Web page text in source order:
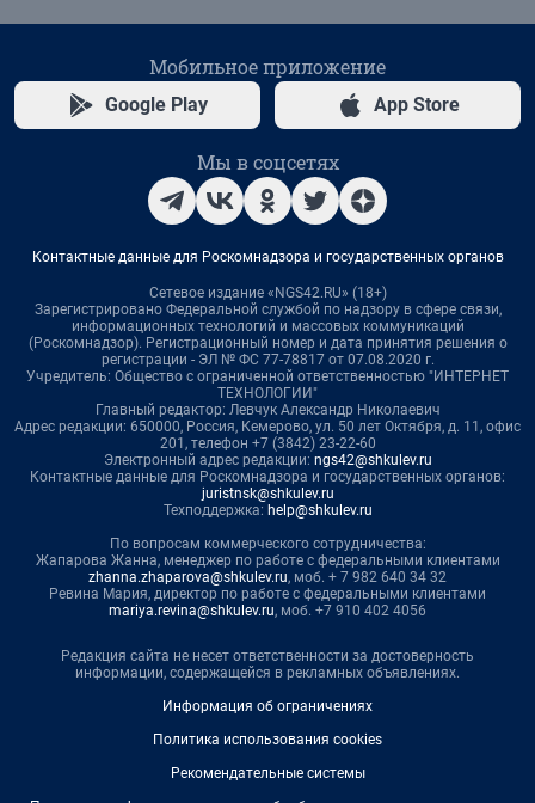
Мобильное приложение
Google Play App Store
Мы в соцсетях
Контактные данные для Роскомнадзора и государственных органов
Сетевое издание «NGS42.RU» (18+)
Зарегистрировано Федеральной службой по надзору в сфере связи,
информационных технологий и массовых коммуникаций
(Роскомнадзор). Регистрационный номер и дата принятия решения о
регистрации - ЭЛ № ФС 77-78817 от 07.08.2020 г.
Учредитель: Общество с ограниченной ответственностью "ИНТЕРНЕТ
ТЕХНОЛОГИИ"
Главный редактор: Левчук Александр Николаевич
Адрес редакции: 650000, Россия, Кемерово, ул. 50 лет Октября, д. 11, офис
201, телефон +7 (3842) 23-22-60
Электронный адрес редакции: ngs42@shkulev.ru
Контактные данные для Роскомнадзора и государственных органов:
juristnsk@shkulev.ru
Техподдержка: help@shkulev.ru
По вопросам коммерческого сотрудничества:
Жапарова Жанна, менеджер по работе с федеральными клиентами
zhanna.zhaparova@shkulev.ru, моб. + 7 982 640 34 32
Ревина Мария, директор по работе с федеральными клиентами
mariya.revina@shkulev.ru, моб. +7 910 402 4056
Редакция сайта не несет ответственности за достоверность
информации, содержащейся в рекламных объявлениях.
Информация об ограничениях
Политика использования cookies
Рекомендательные системы